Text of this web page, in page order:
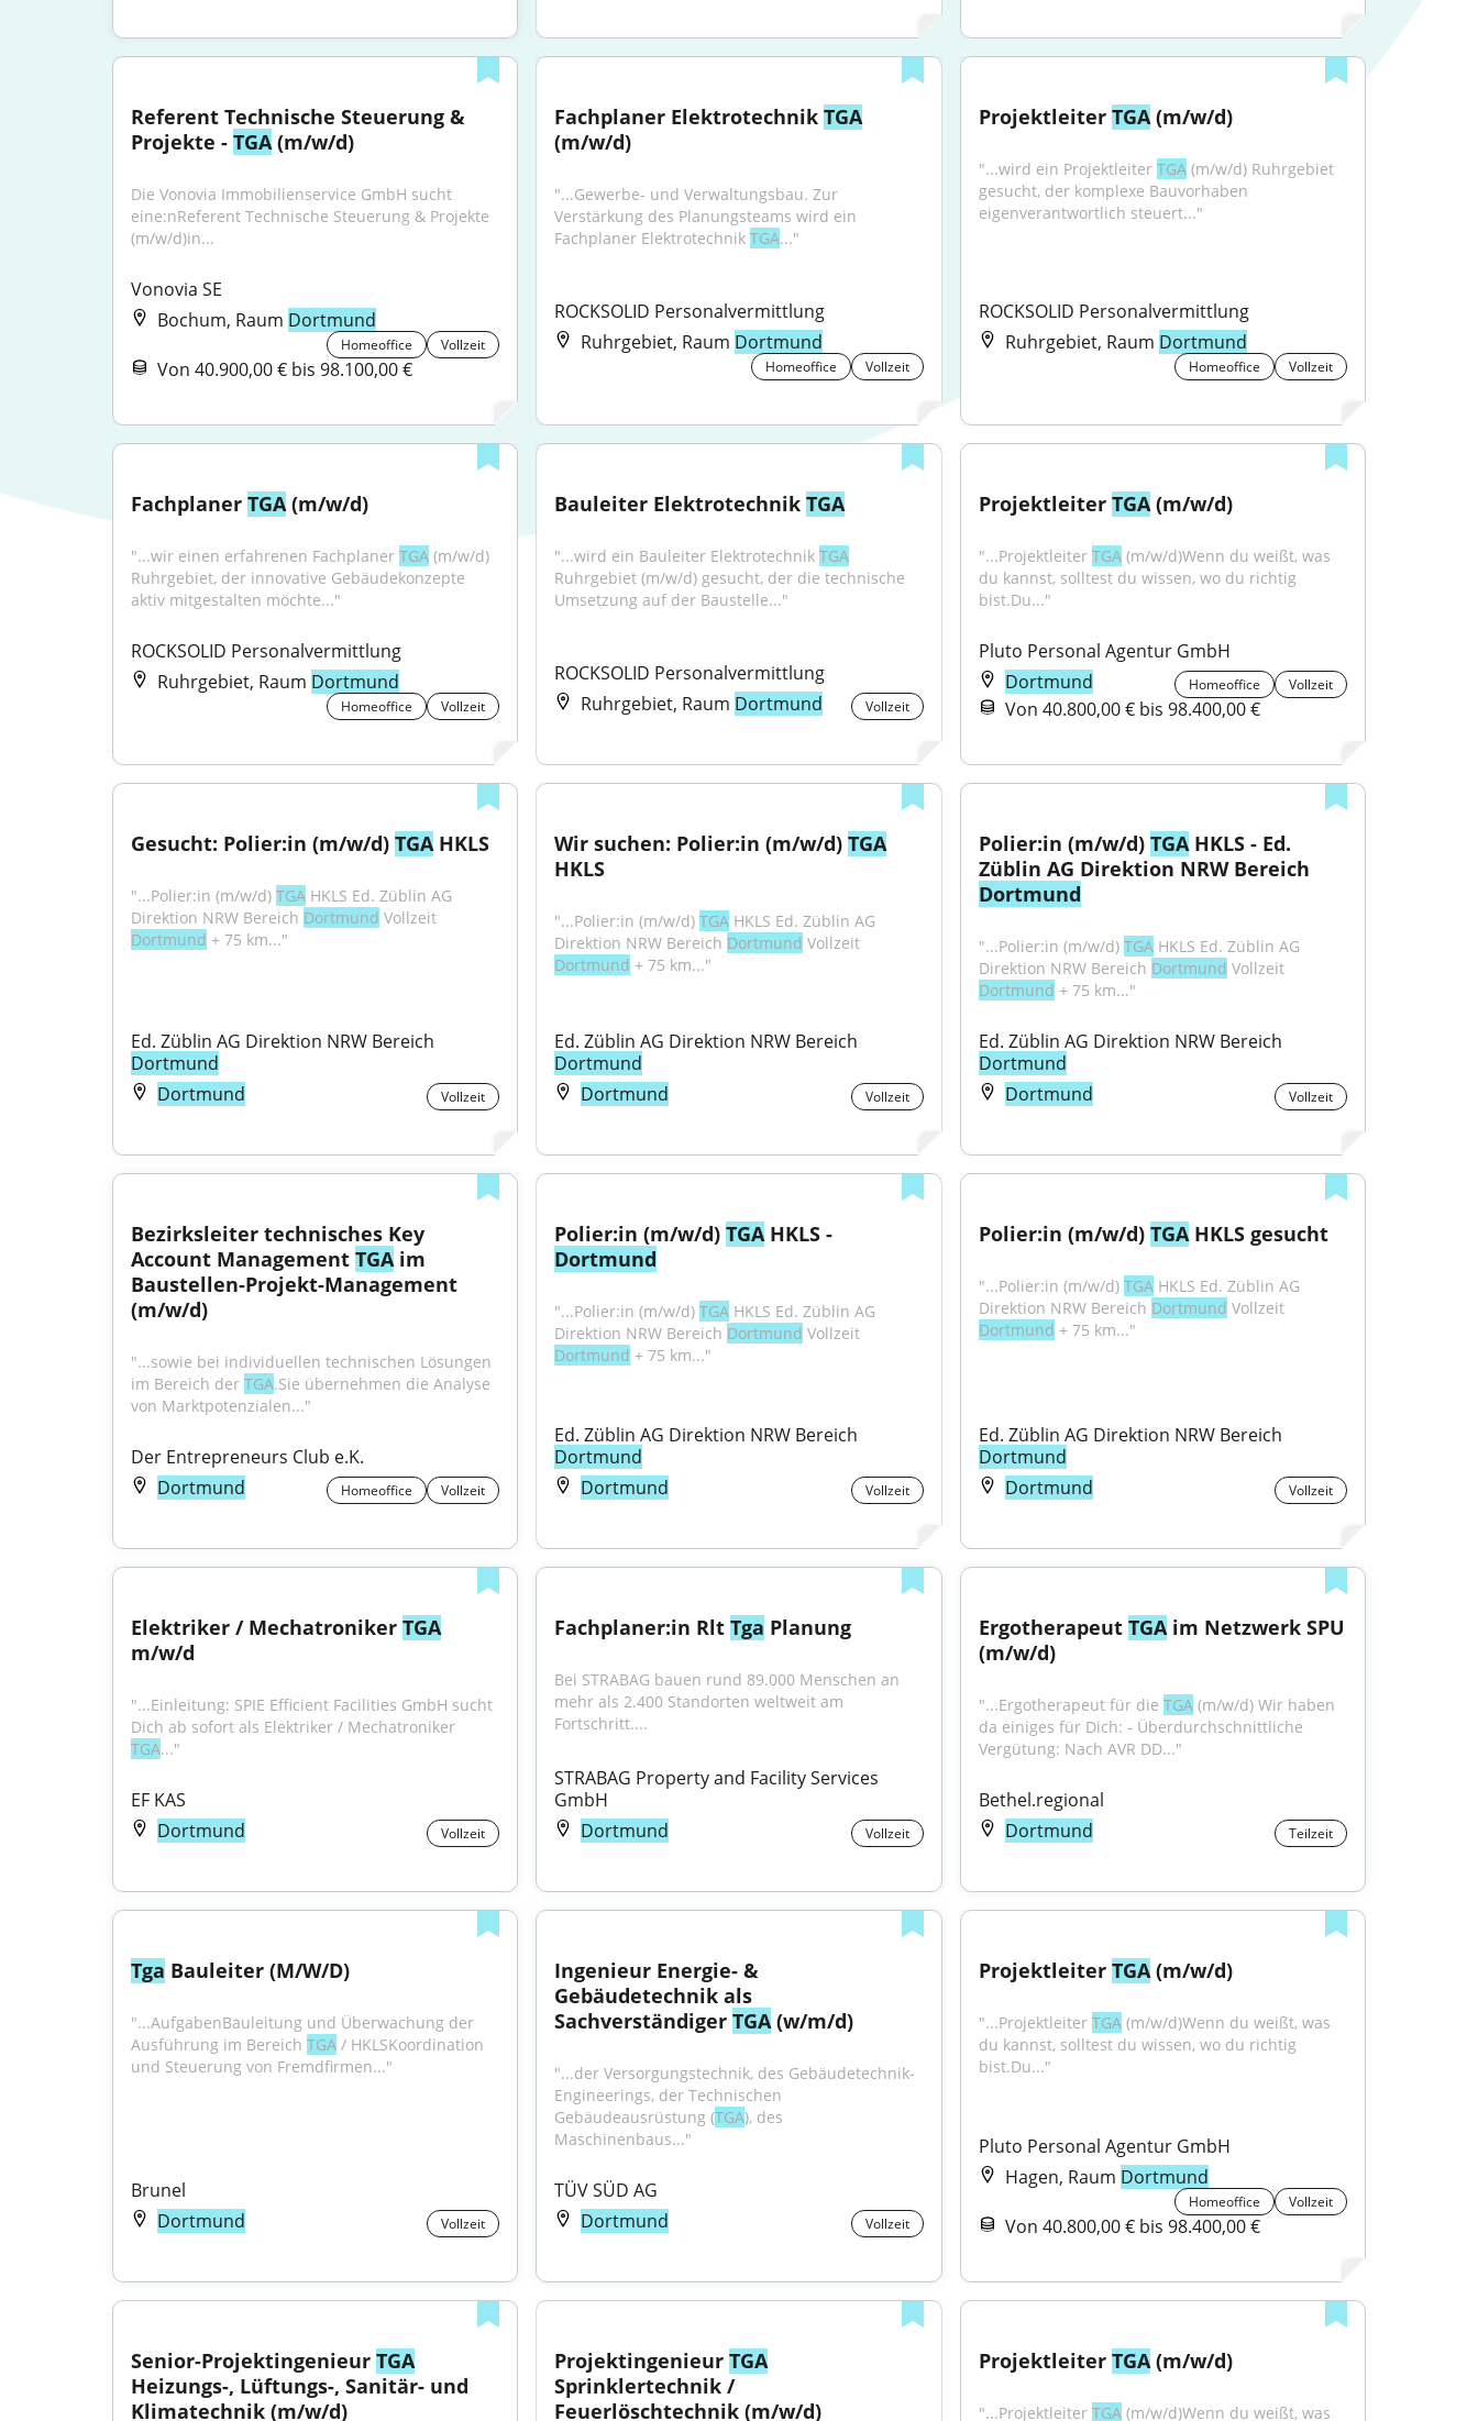
Referent Technische Steuerung &
Projekte - TGA (m/w/d)
Die Vonovia Immobilienservice GmbH sucht
eine:nReferent Technische Steuerung & Projekte
(m/w/d)in...
Vonovia SE
Bochum, Raum Dortmund
Homeoffice Vollzeit
Von 40.900,00 € bis 98.100,00 €
Fachplaner Elektrotechnik TGA
(m/w/d)
"...Gewerbe- und Verwaltungsbau. Zur
Verstärkung des Planungsteams wird ein
Fachplaner Elektrotechnik TGA..."
ROCKSOLID Personalvermittlung
Ruhrgebiet, Raum Dortmund
Homeoffice Vollzeit
Projektleiter TGA (m/w/d)
"...wird ein Projektleiter TGA (m/w/d) Ruhrgebiet
gesucht, der komplexe Bauvorhaben
eigenverantwortlich steuert..."
ROCKSOLID Personalvermittlung
Ruhrgebiet, Raum Dortmund
Homeoffice Vollzeit
Fachplaner TGA (m/w/d)
"...wir einen erfahrenen Fachplaner TGA (m/w/d)
Ruhrgebiet, der innovative Gebäudekonzepte
aktiv mitgestalten möchte..."
ROCKSOLID Personalvermittlung
Ruhrgebiet, Raum Dortmund
Homeoffice Vollzeit
Bauleiter Elektrotechnik TGA
"...wird ein Bauleiter Elektrotechnik TGA
Ruhrgebiet (m/w/d) gesucht, der die technische
Umsetzung auf der Baustelle..."
ROCKSOLID Personalvermittlung
Ruhrgebiet, Raum Dortmund Vollzeit
Projektleiter TGA (m/w/d)
"...Projektleiter TGA (m/w/d)Wenn du weißt, was
du kannst, solltest du wissen, wo du richtig
bist.Du..."
Pluto Personal Agentur GmbH
Dortmund
Homeoffice Vollzeit
Von 40.800,00 € bis 98.400,00 €
Gesucht: Polier:in (m/w/d) TGA HKLS
"...Polier:in (m/w/d) TGA HKLS Ed. Züblin AG
Direktion NRW Bereich Dortmund
Dortmund + 75 km..."
Dortmund
Dortmund
Vollzeit
Wir suchen: Polier:in (m/w/d) TGA
HKLS
"...Polier:in (m/w/d) TGA HKLS Ed. Züblin AG
Direktion NRW Bereich Dortmund
Dortmund + 75 km..."
Dortmund
Dortmund
Vollzeit
Polier:in (m/w/d) TGA HKLS - Ed.
Dortmund
"...Polier:in (m/w/d) TGA HKLS Ed. Züblin AG
Direktion NRW Bereich Dortmund
Vollzeit
Dortmund + 75 km..."
Dortmund
Dortmund
Vollzeit
Bezirksleiter technisches Key
Account Management TGA im
Baustellen-Projekt-Management
(m/w/d)
"...sowie bei individuellen technischen Lösungen
im Bereich der TGA.Sie übernehmen die Analyse
von Marktpotenzialen..."
Der Entrepreneurs Club e.K.
Dortmund
Homeoffice Vollzeit
Polier:in (m/w/d) TGA
Dortmund
"...Polier:in (m/w/d) TGA HKLS Ed. Züblin AG
Direktion NRW Bereich Dortmund
Dortmund + 75 km..."
Dortmund
Dortmund
Vollzeit
Polier:in (m/w/d) TGA HKLS gesucht
"...Polier:in (m/w/d) TGA HKLS Ed. Züblin AG
Direktion NRW Bereich Dortmund
Vollzeit
Dortmund + 75 km..."
Dortmund
Dortmund
Vollzeit
Elektriker / Mechatroniker TGA
m/w/d
"...Einleitung: SPIE Efficient Facilities GmbH sucht
TGA..."
EF KAS
Dortmund
Vollzeit
Fachplaner:in Rlt Tga Planung
Bei STRABAG bauen rund 89.000 Menschen an
mehr als 2.400 Standorten weltweit am
Fortschritt....
STRABAG Property and Facility Services
GmbH
Dortmund
Vollzeit
Ergotherapeut TGA im Netzwerk SPU
(m/w/d)
"...Ergotherapeut für die TGA (m/w/d) Wir haben
da einiges für Dich: - Überdurchschnittliche
Vergütung: Nach AVR DD..."
Bethel.regional
Dortmund
Teilzeit
Tga Bauleiter (M/W/D)
"...AufgabenBauleitung und Überwachung der
Ausführung im Bereich TGA / HKLSKoordination
und Steuerung von Fremdfirmen..."
Brunel
Dortmund
Vollzeit
Ingenieur Energie- &
Gebäudetechnik als
Sachverständiger TGA (w/m/d)
"...der Versorgungstechnik, des Gebäudetechnik-
Engineerings, der Technischen
Gebäudeausrüstung (TGA), des
Maschinenbaus..."
TÜV SÜD AG
Dortmund
Vollzeit
Projektleiter TGA (m/w/d)
"...Projektleiter TGA (m/w/d)Wenn du weißt, was
du kannst, solltest du wissen, wo du richtig
bist.Du..."
Pluto Personal Agentur GmbH
Hagen, Raum Dortmund
Homeoffice Vollzeit
Von 40.800,00 € bis 98.400,00 €
Senior-Projektingenieur TGA
Heizungs-, Lüftungs-, Sanitär- und
Klimatechnik (m/w/d)
Projektingenieur TGA
Sprinklertechnik /
Feuerlöschtechnik (m/w/d)
Projektleiter TGA (m/w/d)
"...Projektleiter TGA (m/w/d)Wenn du weißt, was